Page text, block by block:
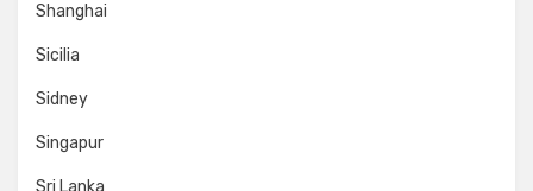
Shanghai
Sicilia
Sidney
Singapur
Sri Lanka